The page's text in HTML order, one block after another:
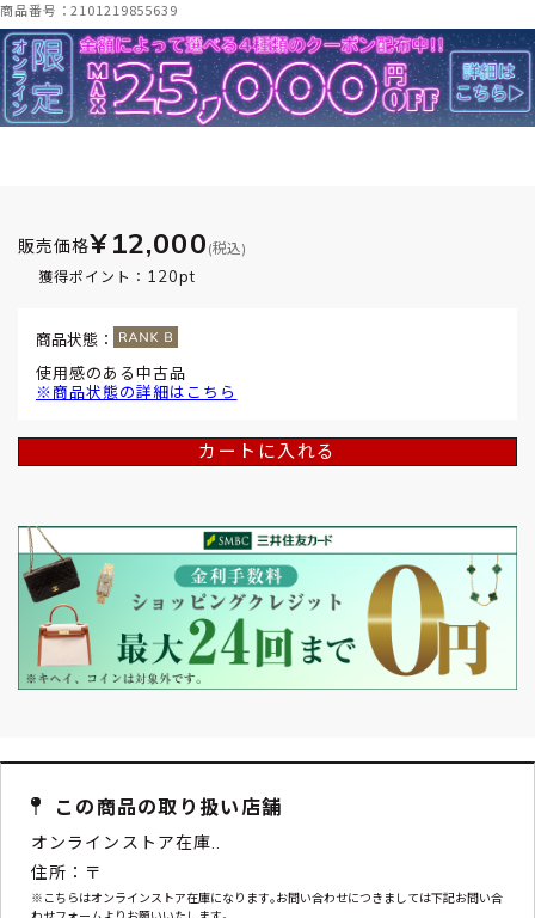
商品番号：2101219855639
販売価格¥12,000 (税込)
獲得ポイント： 120pt
商品状態：
使用感のある中古品
※商品状態の詳細はこちら
カートに入れる
この商品の取り扱い店舗
オンラインストア在庫..
住所：〒
※こちらはオンラインストア在庫になります｡お問い合わせにつきましては下記お問い合